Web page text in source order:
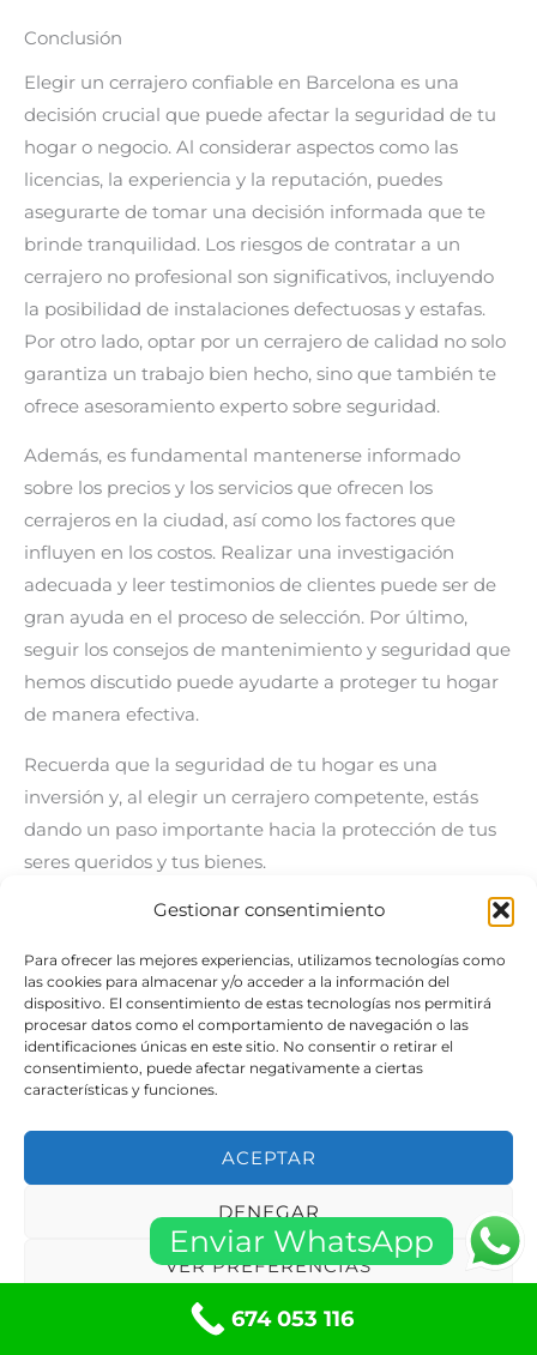
Gestionar consentimiento
Para ofrecer las mejores experiencias, utilizamos tecnologías como
las cookies para almacenar y/o acceder a la información del
dispositivo. El consentimiento de estas tecnologías nos permitirá
procesar datos como el comportamiento de navegación o las
identificaciones únicas en este sitio. No consentir o retirar el
consentimiento, puede afectar negativamente a ciertas
características y funciones.
ACEPTAR
DENEGAR
VER PREFERENCIAS
Política de cookiesPolíticas de privacidad
Conclusión
Elegir un cerrajero confiable en Barcelona es una
decisión crucial que puede afectar la seguridad de tu
hogar o negocio. Al considerar aspectos como las
licencias, la experiencia y la reputación, puedes
asegurarte de tomar una decisión informada que te
brinde tranquilidad. Los riesgos de contratar a un
cerrajero no profesional son significativos, incluyendo
la posibilidad de instalaciones defectuosas y estafas.
Por otro lado, optar por un cerrajero de calidad no solo
garantiza un trabajo bien hecho, sino que también te
ofrece asesoramiento experto sobre seguridad.
Además, es fundamental mantenerse informado
sobre los precios y los servicios que ofrecen los
cerrajeros en la ciudad, así como los factores que
influyen en los costos. Realizar una investigación
adecuada y leer testimonios de clientes puede ser de
gran ayuda en el proceso de selección. Por último,
seguir los consejos de mantenimiento y seguridad que
hemos discutido puede ayudarte a proteger tu hogar
de manera efectiva.
Recuerda que la seguridad de tu hogar es una
inversión y, al elegir un cerrajero competente, estás
dando un paso importante hacia la protección de tus
seres queridos y tus bienes.
Frequently Asked Questions
¿Cuáles son los servicios más comunes que ofrecen los
cerrajeros?
Los cerrajeros ofrecen una variedad de servicios,
incluyendo:
Cambio de cerraduras
cerraduras antiguas o dañadas.
Apertura de puertas: Servicios para abrir puertas
sin dañar la cerradura.
Instalación de sistemas de seguridad:
Implementación de cerraduras electrónicas y
sistemas de alarma.
Reparación de cerraduras: Solución a problemas
Enviar WhatsApp
674 053 116